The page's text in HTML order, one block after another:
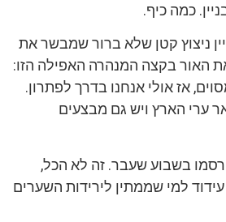
כמה כיף.
ניצוץ קטן שלא ברור שמבשר את
האור בקצה המנהרה האפילה הזו:
אז אולי אנחנו בדרך לפתרון.
ערי הארץ ויש גם מבצעים
בשבוע שעבר. זה לא הכל,
למי שממתין לירידות השערים